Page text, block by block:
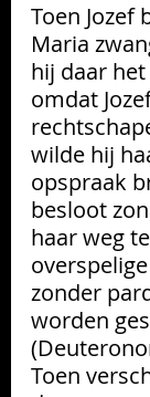
Toen Jozef
Maria
hij daar
omdat
wilde hij
opspraak
besloot
haar weg
zonder
worden
Toen